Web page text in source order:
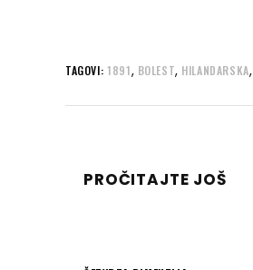
TAGOVI: 1891, BOLEST, HILANDARSKA,
PROČITAJTE JOŠ